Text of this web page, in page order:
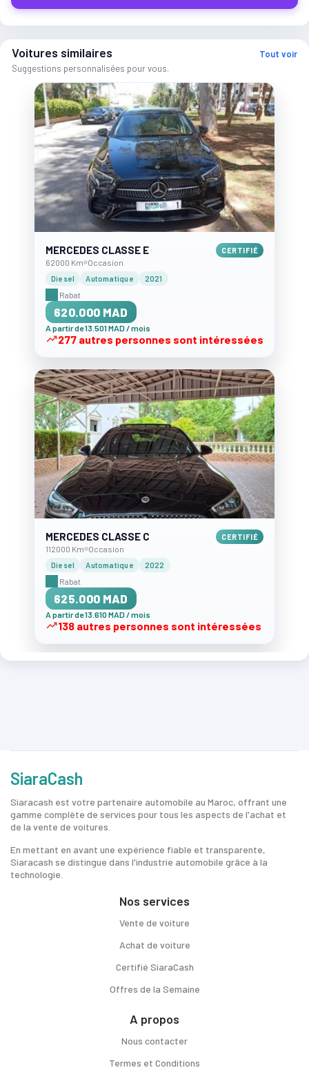
Voitures similaires
Suggestions personnalisées pour vous.
Tout voir
MERCEDES CLASSE E CERTIFIÉ
62000 Km Occasion
Diesel Automatique 2021
Rabat
620.000 MAD
A partir de 13.501 MAD / mois
277 autres personnes sont intéressées
MERCEDES CLASSE C CERTIFIÉ
112000 Km Occasion
Diesel Automatique 2022
Rabat
625.000 MAD
A partir de 13.610 MAD / mois
138 autres personnes sont intéressées
SiaraCash
Siaracash est votre partenaire automobile au Maroc, offrant une
gamme complète de services pour tous les aspects de l'achat et
de la vente de voitures.
En mettant en avant une expérience fiable et transparente,
Siaracash se distingue dans l'industrie automobile grâce à la
technologie.
Nos services
Vente de voiture
Achat de voiture
Certifié SiaraCash
Offres de la Semaine
A propos
Nous contacter
Termes et Conditions